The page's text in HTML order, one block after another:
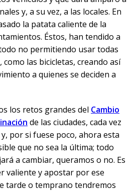
y, a su vez, a las locales. En
la patata caliente de la
Éstos, han tendido a
no permitiendo usar todas
como las bicicletas, creando así
a quienes se deciden a
los retos grandes del Cambio
de las ciudades, cada vez
por si fuese poco, ahora esta
que no sea la última; todo
a cambiar, queramos o no. Es
valiente y apostar por ese
tarde o temprano tendremos